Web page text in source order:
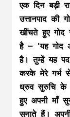
एक दिन बड़ी
उत्तानपाद
खींचते हुए
है – ‘यह गोद
है। तुम्हें यह
करके मेरे गर्भ से
ध्रुव सुरुचि के
हुए अपनी माँ
सुनाते हैं।